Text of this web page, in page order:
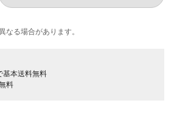
る​場合が​あります。
基本送料無料
料